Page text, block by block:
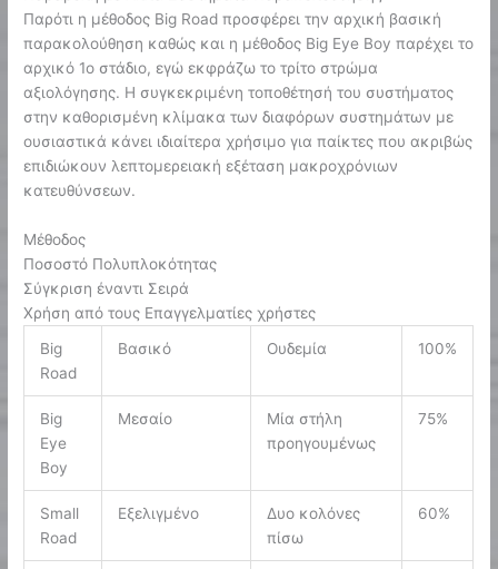
Παρότι η μέθοδος Big Road προσφέρει την αρχική βασική
παρακολούθηση καθώς και η μέθοδος Big Eye Boy παρέχει το
αρχικό 1ο στάδιο, εγώ εκφράζω το τρίτο στρώμα
αξιολόγησης. Η συγκεκριμένη τοποθέτησή του συστήματος
στην καθορισμένη κλίμακα των διαφόρων συστημάτων με
ουσιαστικά κάνει ιδιαίτερα χρήσιμο για παίκτες που ακριβώς
επιδιώκουν λεπτομερειακή εξέταση μακροχρόνιων
κατευθύνσεων.
Μέθοδος
Ποσοστό Πολυπλοκότητας
Σύγκριση έναντι Σειρά
Χρήση από τους Επαγγελματίες χρήστες
Big
Road
Βασικό Ουδεμία 100%
Big
Eye
Boy
Μεσαίο
Μία στήλη
προηγουμένως
75%
Small
Road
Εξελιγμένο
Δυο κολόνες
πίσω
60%